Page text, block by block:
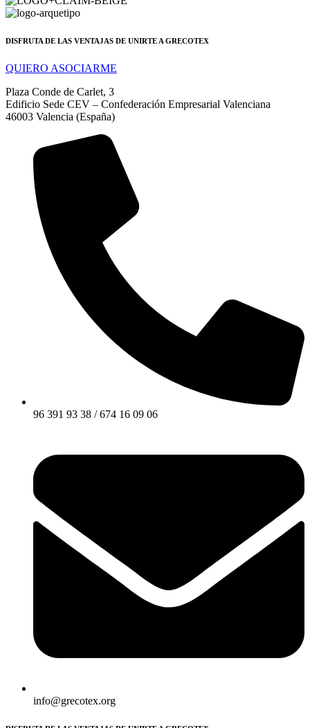
DISFRUTA DE LAS VENTAJAS DE UNIRTE A GRECOTEX
QUIERO ASOCIARME
Plaza Conde de Carlet, 3
Edificio Sede CEV – Confederación Empresarial Valenciana
46003 Valencia (España)
96 391 93 38 / 674 16 09 06
info@grecotex.org